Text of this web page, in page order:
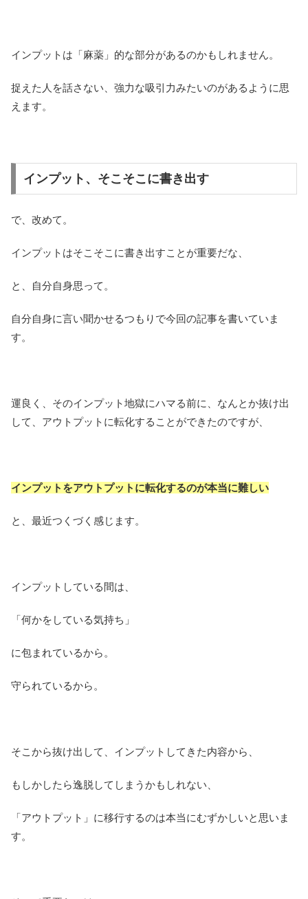
インプットは「麻薬」的な部分があるのかもしれません。
捉えた人を話さない、強力な吸引力みたいのがあるように思
えます。
インプット、そこそこに書き出す
で、改めて。
インプットはそこそこに書き出すことが重要だな、
と、自分自身思って。
自分自身に言い聞かせるつもりで今回の記事を書いていま
す。
運良く、そのインプット地獄にハマる前に、なんとか抜け出
して、アウトプットに転化することができたのですが、
インプットをアウトプットに転化するのが本当に難しい
と、最近つくづく感じます。
インプットしている間は、
「何かをしている気持ち」
に包まれているから。
守られているから。
そこから抜け出して、インプットしてきた内容から、
もしかしたら逸脱してしまうかもしれない、
「アウトプット」に移行するのは本当にむずかしいと思いま
す。